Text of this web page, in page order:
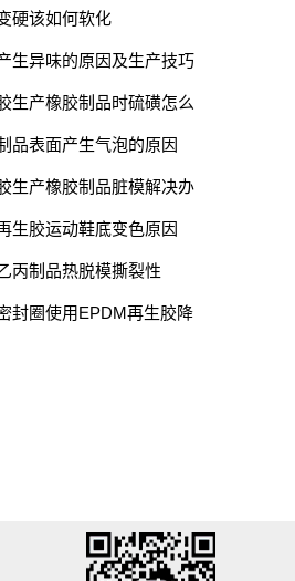
硬该如何软化
生异味的原因及生产技巧
生产橡胶制品时硫磺怎么
品表面产生气泡的原因
生产橡胶制品脏模解决办
生胶运动鞋底变色原因
丙制品热脱模撕裂性
封圈使用EPDM再生胶降